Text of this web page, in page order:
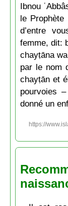
Ibnou
le
d’entre
femme, dit:
chayṭāna
par le nom
chayṭān et
pourvoies
donné un
https://